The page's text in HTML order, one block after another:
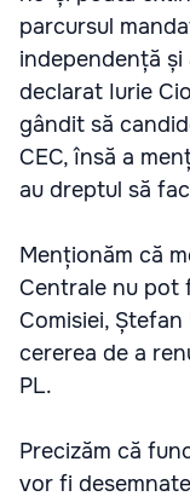
parcursul
independență și
declarat Iurie
gândit să
CEC, însă a
au dreptul să
Menționăm că
Centrale nu pot
Comisiei,
cererea de a
PL.
Precizăm că
vor fi